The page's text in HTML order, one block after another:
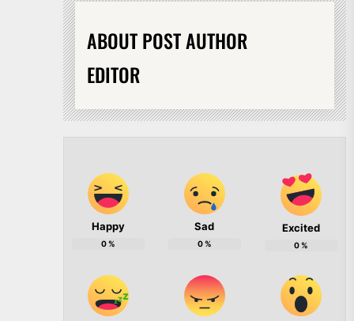
ABOUT POST AUTHOR
EDITOR
Happy
0%
Sad
0%
Excited
0%